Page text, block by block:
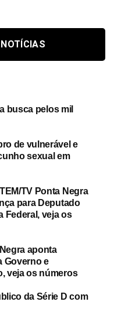
busca pelos mil
de vulnerável e
sexual em
TV Ponta Negra
para Deputado
Federal, veja os
aponta
Governo e
veja os números
da Série D com